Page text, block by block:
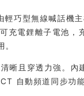
巧型無線喊話機
充電鋰離子電池，
晰且穿透力強。
自動頻道同步功